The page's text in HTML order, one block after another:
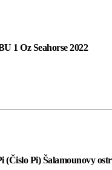
1 Oz Seahorse 2022
Pi) Šalamounovy